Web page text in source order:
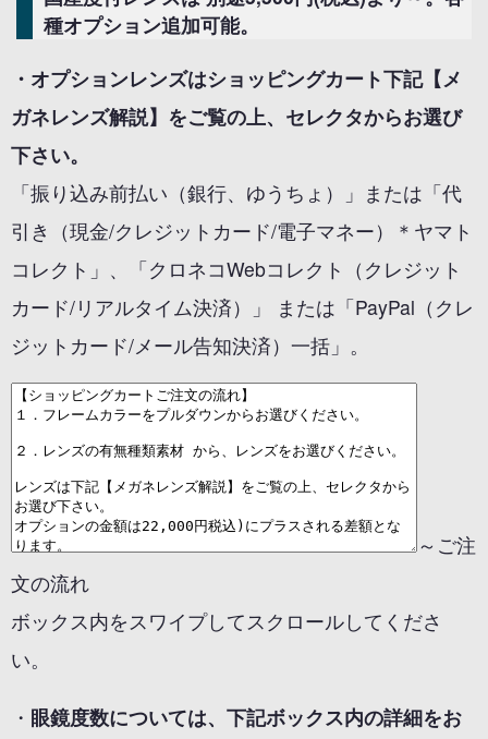
種オプション追加可能。
・オプションレンズはショッピングカート下記【メ
ガネレンズ解説】をご覧の上、セレクタからお選び
下さい。
「振り込み前払い（銀行、ゆうちょ）」または「代
引き（現金/クレジットカード/電子マネー）＊ヤマト
コレクト」、「クロネコWebコレクト（クレジット
カード/リアルタイム決済）」 または「PayPal（クレ
ジットカード/メール告知決済）一括」。
～ご注
文の流れ
ボックス内をスワイプしてスクロールしてくださ
い。
・ 眼鏡度数については、下記ボックス内の詳細をお